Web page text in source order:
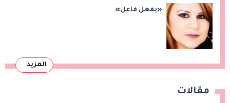
«بفعل فاعل»
المزيد
مقالات